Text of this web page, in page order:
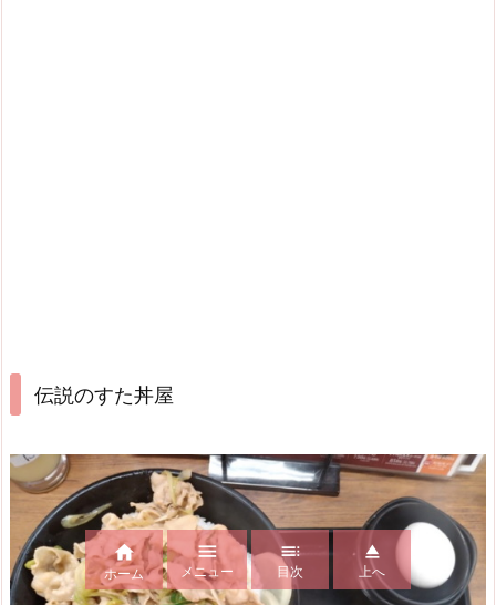
伝説のすた丼屋

ホーム

メニュー

目次

上へ